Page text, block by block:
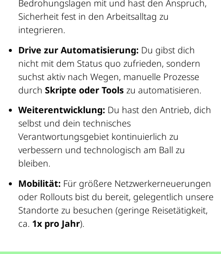
Bedrohungslagen mit und hast den Anspruch,
Sicherheit fest in den Arbeitsalltag zu
integrieren.
Drive zur Automatisierung: Du gibst dich
nicht mit dem Status quo zufrieden, sondern
suchst aktiv nach Wegen, manuelle Prozesse
durch Skripte oder Tools zu automatisieren.
Weiterentwicklung: Du hast den Antrieb, dich
selbst und dein technisches
Verantwortungsgebiet kontinuierlich zu
verbessern und technologisch am Ball zu
bleiben.
Mobilität: Für größere Netzwerkerneuerungen
oder Rollouts bist du bereit, gelegentlich unsere
Standorte zu besuchen (geringe Reisetätigkeit,
ca. 1x pro Jahr).